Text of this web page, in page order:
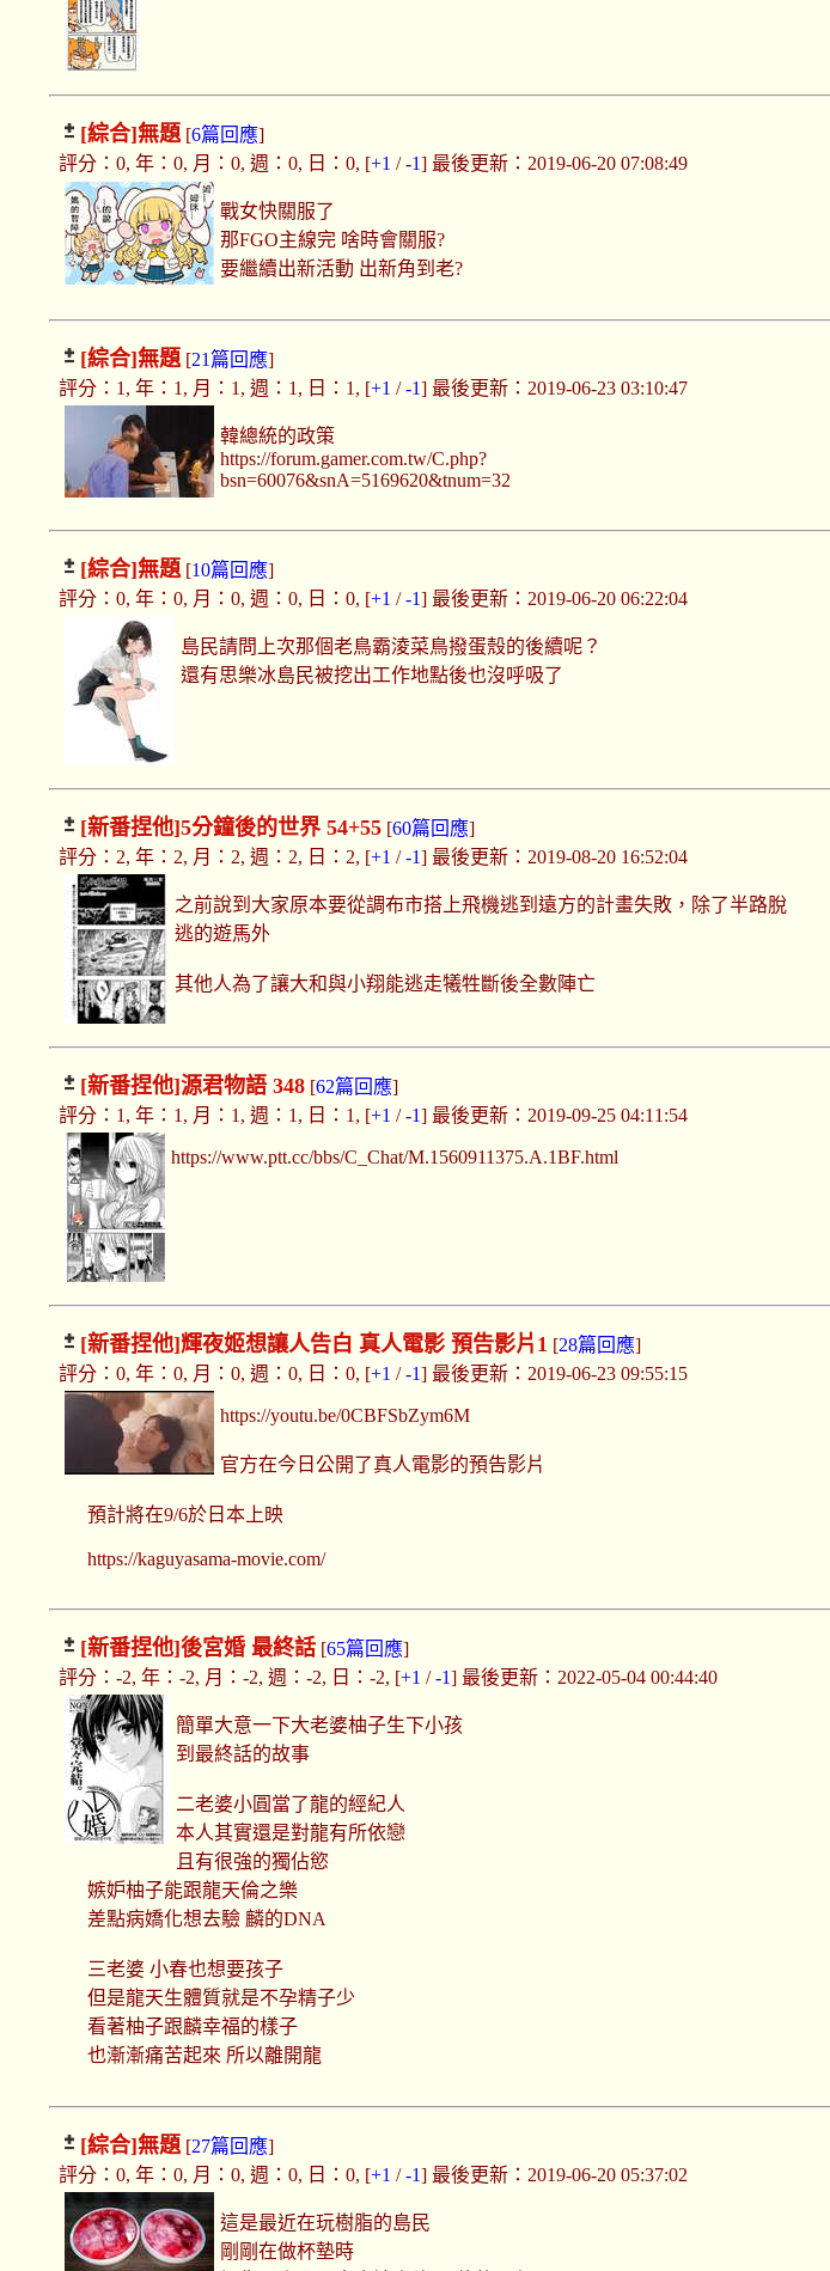
[綜合]無題 [6篇回應]
評分：0, 年：0, 月：0, 週：0, 日：0, [+1 /-1] 最後更新：2019-06-20 07:08:49
戰女快關服了
那FGO主線完 啥時會關服?
要繼續出新活動 出新角到老?
[綜合]無題 [21篇回應]
評分：1, 年：1, 月：1, 週：1, 日：1, [+1 /-1] 最後更新：2019-06-23 03:10:47
韓總統的政策
https://forum.gamer.com.tw/C.php?
bsn=60076&snA=5169620&tnum=32
[綜合]無題 [10篇回應]
評分：0, 年：0, 月：0, 週：0, 日：0, [+1 /-1] 最後更新：2019-06-20 06:22:04
島民請問上次那個老鳥霸淩菜鳥撥蛋殼的後續呢？
還有思樂冰島民被挖出工作地點後也沒呼吸了
[新番捏他]5分鐘後的世界 54+55 [60篇回應]
評分：2, 年：2, 月：2, 週：2, 日：2, [+1 /-1] 最後更新：2019-08-20 16:52:04
之前說到大家原本要從調布市搭上飛機逃到遠方的計畫失敗，除了半路脫
逃的遊馬外
其他人為了讓大和與小翔能逃走犧牲斷後全數陣亡
[新番捏他]源君物語 348 [62篇回應]
評分：1, 年：1, 月：1, 週：1, 日：1, [+1 /-1] 最後更新：2019-09-25 04:11:54
https://www.ptt.cc/bbs/C_Chat/M.1560911375.A.1BF.html
[新番捏他]輝夜姬想讓人告白 真人電影 預告影片1 [28篇回應]
評分：0, 年：0, 月：0, 週：0, 日：0, [+1 /-1] 最後更新：2019-06-23 09:55:15
https://youtu.be/0CBFSbZym6M
官方在今日公開了真人電影的預告影片
預計將在9/6於日本上映
https://kaguyasama-movie.com/
[新番捏他]後宮婚 最終話 [65篇回應]
評分：-2, 年：-2, 月：-2, 週：-2, 日：-2, [+1 /-1] 最後更新：2022-05-04 00:44:40
簡單大意一下大老婆柚子生下小孩
到最終話的故事
二老婆小圓當了龍的經紀人
本人其實還是對龍有所依戀
且有很強的獨佔慾
嫉妒柚子能跟龍天倫之樂
差點病嬌化想去驗 麟的DNA
三老婆 小春也想要孩子
但是龍天生體質就是不孕精子少
看著柚子跟麟幸福的樣子
也漸漸痛苦起來 所以離開龍
[綜合]無題 [27篇回應]
評分：0, 年：0, 月：0, 週：0, 日：0, [+1 /-1] 最後更新：2019-06-20 05:37:02
這是最近在玩樹脂的島民
剛剛在做杯墊時